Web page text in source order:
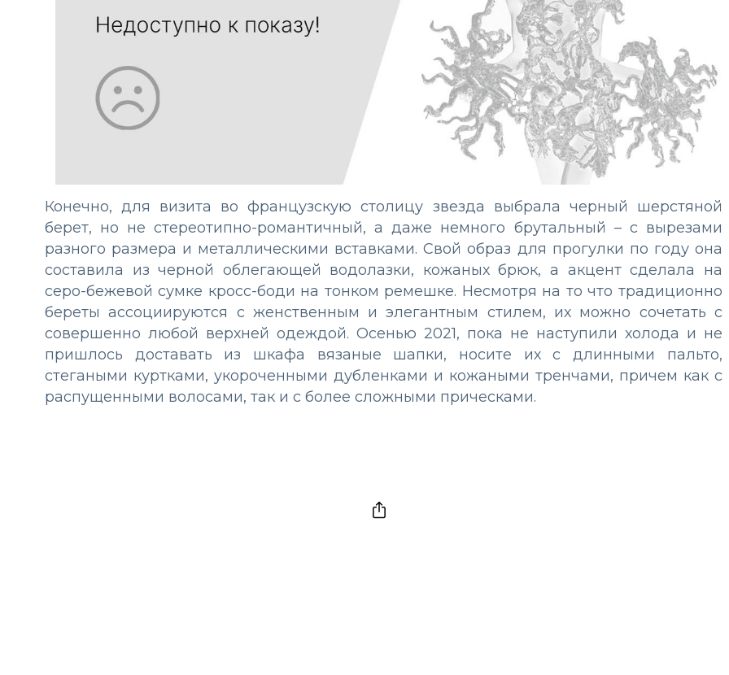
Конечно, для визита во французскую столицу звезда выбрала черный шерстяной
берет, но не стереотипно-романтичный, а даже немного брутальный – с вырезами
разного размера и металлическими вставками. Свой образ для прогулки по году она
составила из черной облегающей водолазки, кожаных брюк, а акцент сделала на
серо-бежевой сумке кросс-боди на тонком ремешке. Несмотря на то что традиционно
береты ассоциируются с женственным и элегантным стилем, их можно сочетать с
совершенно любой верхней одеждой. Осенью 2021, пока не наступили холода и не
пришлось доставать из шкафа вязаные шапки, носите их с длинными пальто,
стегаными куртками, укороченными дубленками и кожаными тренчами, причем как с
распущенными волосами, так и с более сложными прическами.